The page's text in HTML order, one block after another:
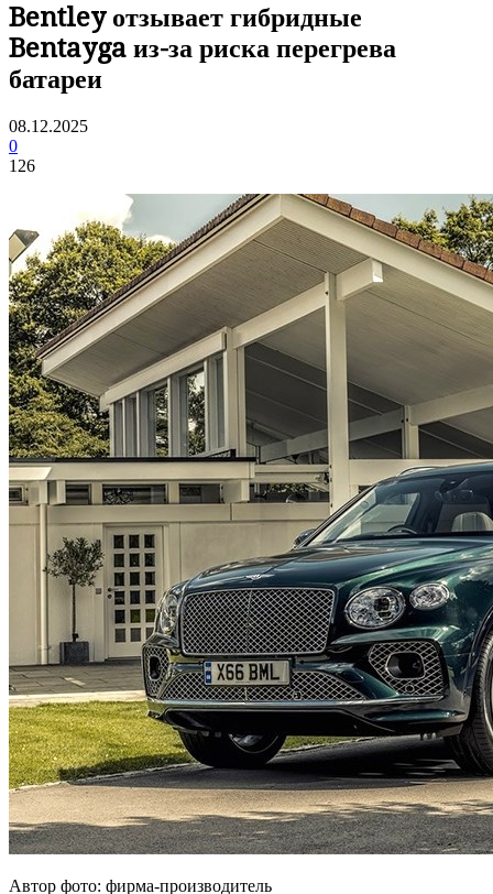
Bentley отзывает гибридные
Bentayga из-за риска перегрева
батареи
08.12.2025
0
126
Автор фото: фирма-производитель